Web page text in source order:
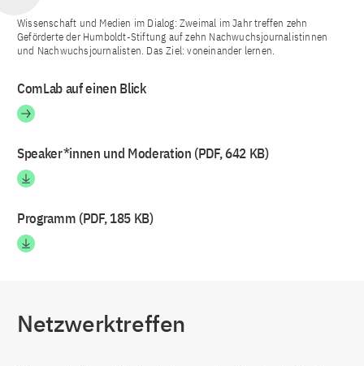
Wissenschaft und Medien im Dialog: Zweimal im Jahr treffen zehn
Geförderte der Humboldt-Stiftung auf zehn Nachwuchsjournalistinnen
und Nachwuchsjournalisten. Das Ziel: voneinander lernen.
ComLab auf einen Blick
Speaker*innen und Moderation (PDF, 642 KB)
Programm (PDF, 185 KB)
Netzwerktreffen